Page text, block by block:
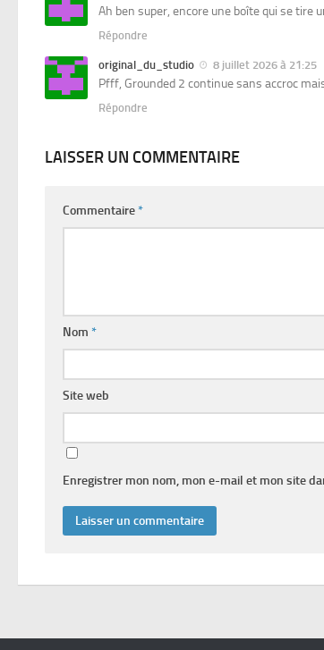
Ah ben super, encore une boîte qui se tire
Répondre
original_du_studio 8 juillet 2026 à 21:25
Pfff, Grounded 2 continue sans accroc
Répondre
LAISSER UN COMMENTAIRE
Commentaire*
Nom *
Site web
Enregistrer mon nom, mon e-mail et mon site